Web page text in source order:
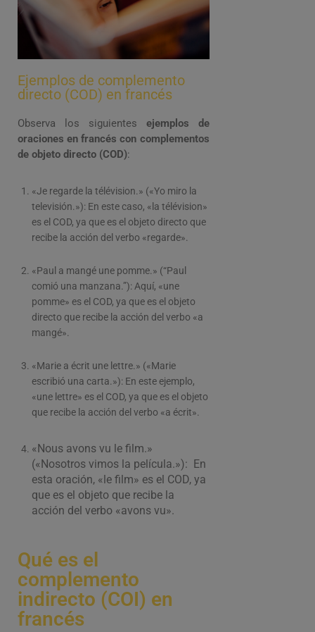
Ejemplos de complemento
directo (COD) en francés
Observa los siguientes ejemplos de
oraciones en francés con complementos
de objeto directo (COD):
«Je regarde la télévision.» («Yo miro la
televisión.»): En este caso, «la télévision»
es el COD, ya que es el objeto directo que
recibe la acción del verbo «regarde».
«Paul a mangé une pomme.» (“Paul
comió una manzana.”): Aquí, «une
pomme» es el COD, ya que es el objeto
directo que recibe la acción del verbo «a
mangé».
«Marie a écrit une lettre.» («Marie
escribió una carta.»): En este ejemplo,
«une lettre» es el COD, ya que es el objeto
que recibe la acción del verbo «a écrit».
«Nous avons vu le film.»
(«Nosotros vimos la película.»): En
esta oración, «le film» es el COD, ya
que es el objeto que recibe la
acción del verbo «avons vu».
Qué es el
complemento
indirecto (COI) en
francés​